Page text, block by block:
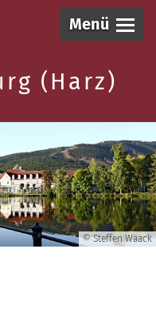
Menü
(Harz)
© Steffen Waack